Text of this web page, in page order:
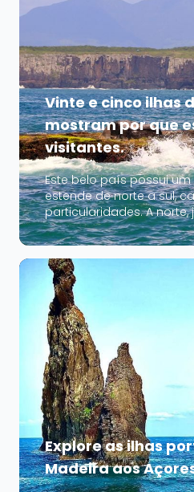
Vinte e cinco ilhas
mostram por que
visitantes.
Este belo país possui
estende de norte a sul,
particularidades. A norte,
Amazonas, Marajó atrai
seus mangais e
pastam livremente. Mais
brancas do Maranhão
lunares em...
Explore as ilhas
Madeira aos